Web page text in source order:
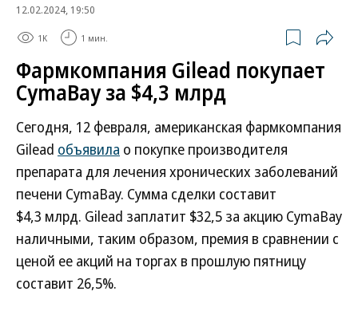
12.02.2024, 19:50
1K 1 мин.
Фармкомпания Gilead покупает
CymaBay за $4,3 млрд
Сегодня, 12 февраля, американская фармкомпания
Gilead объявила о покупке производителя
препарата для лечения хронических заболеваний
печени CymaBay. Сумма сделки составит
$4,3 млрд. Gilead заплатит $32,5 за акцию CymaBay
наличными, таким образом, премия в сравнении с
ценой ее акций на торгах в прошлую пятницу
составит 26,5%.